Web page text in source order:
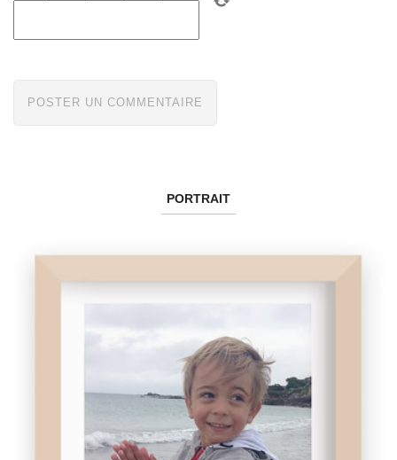
PORTRAIT